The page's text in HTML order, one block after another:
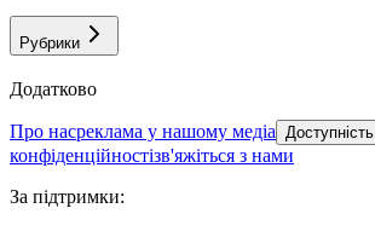
Рубрики
Додатково
про насреклама у нашому медіа Доступність
конфіденційностізв'яжіться з нами
За підтримки: